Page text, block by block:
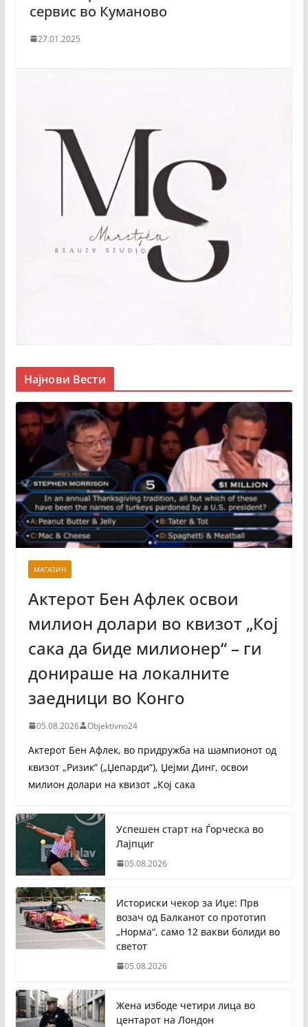
сервис во Куманово
27.01.2025
Најнови Вести
МАГАЗИН
Актерот Бен Афлек освои
милион долари во квизот „Кој
сака да биде милионер“ – ги
донираше на локалните
заедници во Конго
05.08.2026 Objektivno24
Актерот Бен Афлек, во придружба на шампионот од
квизот „Ризик“ („Џепарди“), Џејми Динг, освои
милион долари на квизот „Кој сака
Успешен старт на Ѓорческа во
Лајпциг
05.08.2026
Историски чекор за Иџе: Прв
возач од Балканот со прототип
„Норма“, само 12 вакви болиди во
светот
05.08.2026
Жена избоде четири лица во
центарот на Лондон